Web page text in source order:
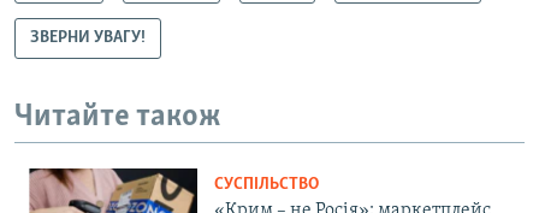
ЗВЕРНИ УВАГУ!
Читайте також
СУСПІЛЬСТВО